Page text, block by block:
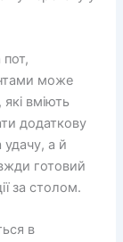
пот,
може
вміють
додаткову
а й
готовий
за столом.
в